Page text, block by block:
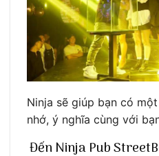
Ninja sẽ giúp bạn có
nhớ, ý nghĩa cùng với
Đến Ninja Pub